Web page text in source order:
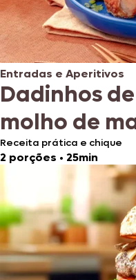
Entradas e Aperitivos
Dadinhos
molho de
Receita prática e chique
2 porções • 25min